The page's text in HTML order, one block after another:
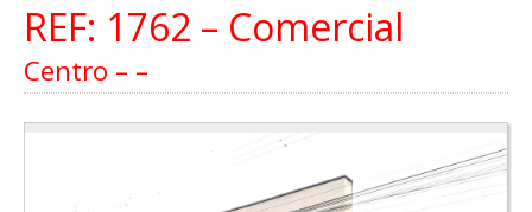
REF: 1762 – Comercial
Centro – –